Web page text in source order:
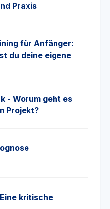
Praxis
für Anfänger:
du deine eigene
- Worum geht es
Projekt?
kritische